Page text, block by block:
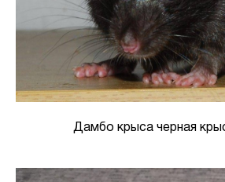
Дамбо крыса черная